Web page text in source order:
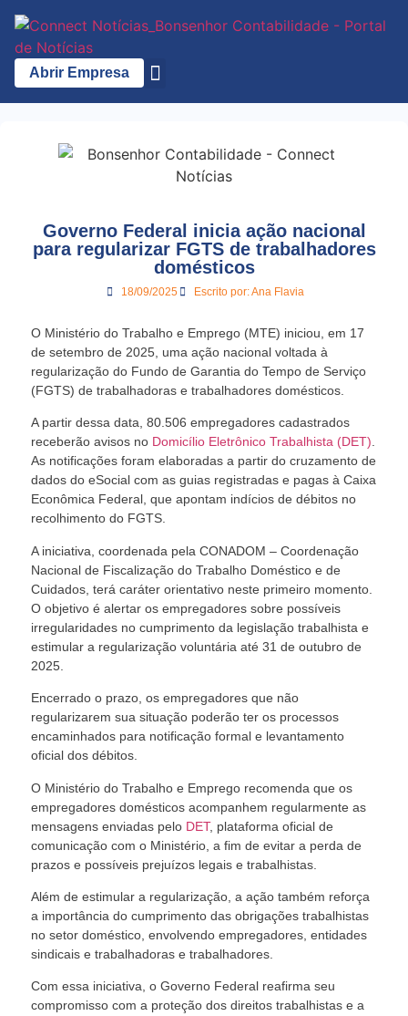
Abrir Empresa
Governo Federal inicia ação nacional
para regularizar FGTS de trabalhadores
domésticos
18/09/2025 Escrito por:Ana Flavia
O Ministério do Trabalho e Emprego (MTE) iniciou, em 17
de setembro de 2025, uma ação nacional voltada à
regularização do Fundo de Garantia do Tempo de Serviço
(FGTS) de trabalhadoras e trabalhadores domésticos.
A partir dessa data, 80.506 empregadores cadastrados
receberão avisos no Domicílio Eletrônico Trabalhista (DET).
As notificações foram elaboradas a partir do cruzamento de
dados do eSocial com as guias registradas e pagas à Caixa
Econômica Federal, que apontam indícios de débitos no
recolhimento do FGTS.
A iniciativa, coordenada pela CONADOM – Coordenação
Nacional de Fiscalização do Trabalho Doméstico e de
Cuidados, terá caráter orientativo neste primeiro momento.
O objetivo é alertar os empregadores sobre possíveis
irregularidades no cumprimento da legislação trabalhista e
estimular a regularização voluntária até 31 de outubro de
2025.
Encerrado o prazo, os empregadores que não
regularizarem sua situação poderão ter os processos
encaminhados para notificação formal e levantamento
oficial dos débitos.
O Ministério do Trabalho e Emprego recomenda que os
empregadores domésticos acompanhem regularmente as
mensagens enviadas pelo DET, plataforma oficial de
comunicação com o Ministério, a fim de evitar a perda de
prazos e possíveis prejuízos legais e trabalhistas.
Além de estimular a regularização, a ação também reforça
a importância do cumprimento das obrigações trabalhistas
no setor doméstico, envolvendo empregadores, entidades
sindicais e trabalhadoras e trabalhadores.
Com essa iniciativa, o Governo Federal reafirma seu
compromisso com a proteção dos direitos trabalhistas e a